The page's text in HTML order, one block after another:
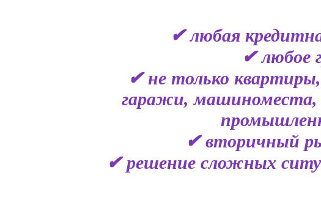
✔ любая
✔ любое
✔ не только
гаражи, машиноместа,
✔ вторичный
✔ решение сложных